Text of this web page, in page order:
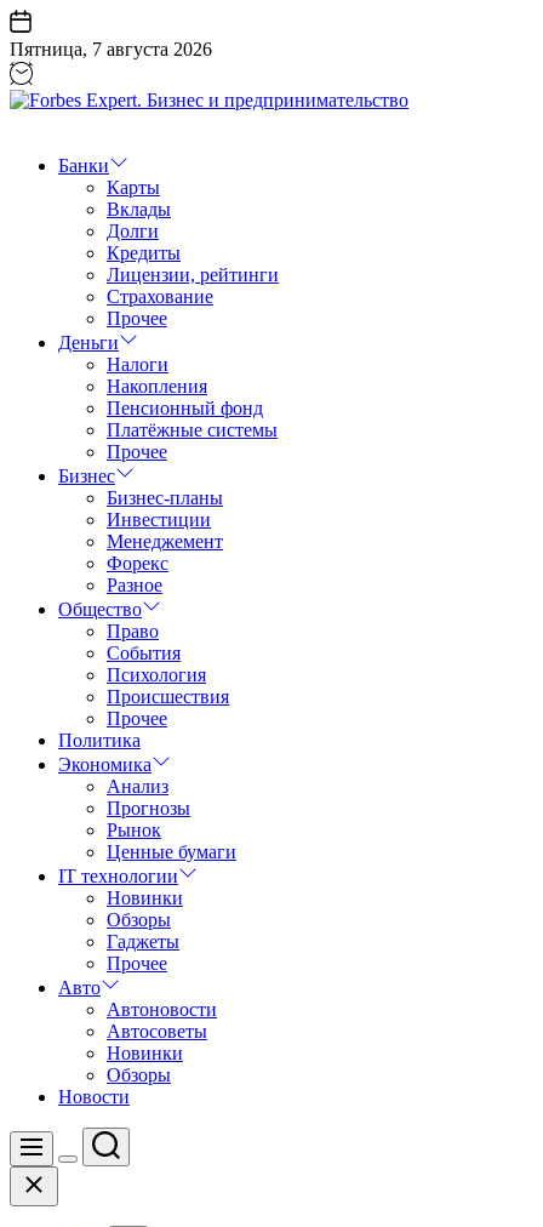
Перейти
к
содержанию
Пятница, 7 августа 2026
Бизнес
предпринимательство
Банки
Карты
Вклады
Долги
Кредиты
Лицензии, рейтинги
Страхование
Прочее
Деньги
Налоги
Накопления
Пенсионный фонд
Платёжные системы
Прочее
Бизнес
Бизнес-планы
Инвестиции
Менеджемент
Форекс
Разное
Общество
Право
События
Психология
Происшествия
Прочее
Политика
Экономика
Анализ
Прогнозы
Рынок
Ценные бумаги
IT технологии
Новинки
Обзоры
Гаджеты
Прочее
Авто
Автоновости
Автосоветы
Новинки
Обзоры
Новости
Меню
Цвет
Поиск
Закрыть